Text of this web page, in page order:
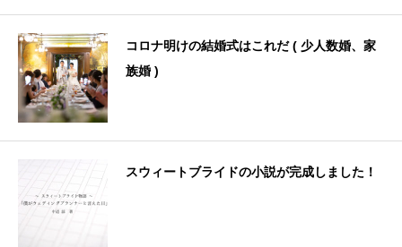
コロナ明けの結婚式はこれだ ( 少人数婚、家
族婚 )
スウィートブライドの小説が完成しました！